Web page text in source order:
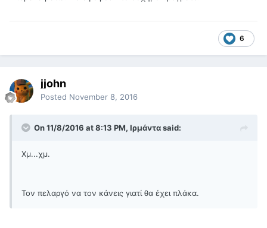
6
jjohn
Posted November 8, 2016
On 11/8/2016 at 8:13 PM, Ιρμάντα said:
Χμ...χμ.
Τον πελαργό να τον κάνεις γιατί θα έχει πλάκα.